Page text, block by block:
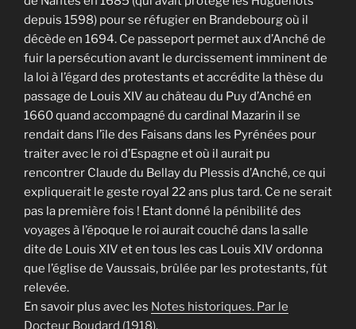
depuis 1598) pour se réfugier en Brandebourg où il
décède en 1694. Ce passeport permet aux d’Anché de
fuir la persécution avant le durcissement imminent de
la loi à l’égard des protestants et accrédite la thèse du
passage de Louis XIV au château du Puy d’Anché en
1660 quand accompagné du cardinal Mazarin il se
rendait dans l’île des Faisans dans les Pyrénées pour
traiter avec le roi d’Espagne et où il aurait pu
rencontrer Claude du Bellay du Plessis d’Anché, ce qui
expliquerait le geste royal 22 ans plus tard. Ce ne serait
pas la première fois ! Etant donné la pénibilité des
voyages à l’époque le roi aurait couché dans la salle
dite de Louis XIV et en tous les cas Louis XIV ordonna
que l’église de Vaussais, brûlée par les protestants, fût
relevée.
En savoir plus avec les Notes historiques. Par le
Docteur Boudard (1918).